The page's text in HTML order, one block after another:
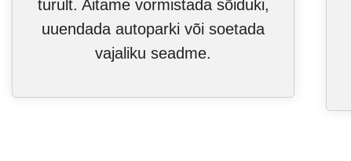
turult. Aitame vormistada sõiduki,
uuendada autoparki või soetada
vajaliku seadme.